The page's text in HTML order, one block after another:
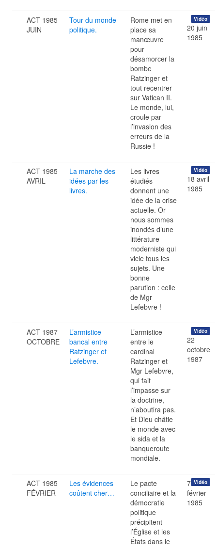
ACT 1985
JUIN
Tour du monde
politique.
Rome met en
place sa
manœuvre
pour
désamorcer la
bombe
Ratzinger et
tout recentrer
sur Vatican II.
Le monde, lui,
croule par
l’invasion des
erreurs de la
Russie !
Vidéo
20 juin
1985
ACT 1985
AVRIL
La marche des
idées par les
livres.
Les livres
étudiés
donnent une
idée de la crise
actuelle. Or
nous sommes
inondés d’une
littérature
moderniste qui
vicie tous les
sujets. Une
bonne
parution : celle
de Mgr
Lefebvre !
Vidéo
18 avril
1985
ACT 1987
OCTOBRE
L’armistice
bancal entre
Ratzinger et
Lefebvre.
L’armistice
entre le
cardinal
Ratzinger et
Mgr Lefebvre,
qui fait
l’impasse sur
la doctrine,
n’aboutira pas.
Et Dieu châtie
le monde avec
le sida et la
banqueroute
mondiale.
Vidéo
22
octobre
1987
ACT 1985
FÉVRIER
Les évidences
coûtent cher…
Le pacte
conciliaire et la
démocratie
politique
précipitent
l’Église et les
États dans le
Vidéo
7
février
1985